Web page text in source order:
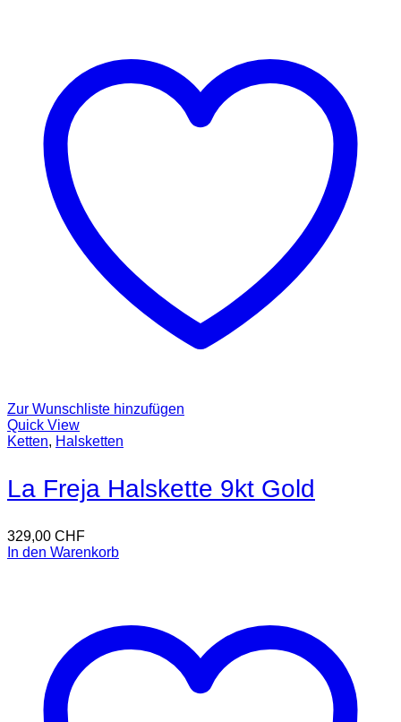
Zur Wunschliste hinzufügen
Quick View
Ketten, Halsketten
La Freja Halskette 9kt Gold
329,00 CHF
In den Warenkorb